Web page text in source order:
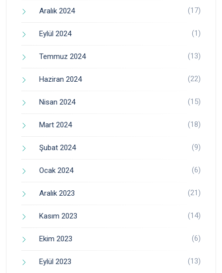
Aralık 2024 (17)
Eylül 2024 (1)
Temmuz 2024 (13)
Haziran 2024 (22)
Nisan 2024 (15)
Mart 2024 (18)
Şubat 2024 (9)
Ocak 2024 (6)
Aralık 2023 (21)
Kasım 2023 (14)
Ekim 2023 (6)
Eylül 2023 (13)